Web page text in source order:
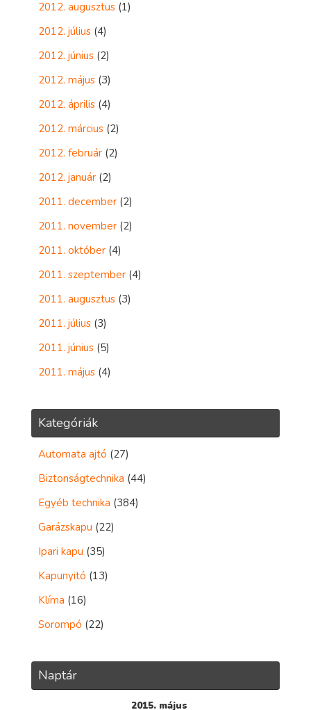
2012. augusztus (1)
2012. július (4)
2012. június (2)
2012. május (3)
2012. április (4)
2012. március (2)
2012. február (2)
2012. január (2)
2011. december (2)
2011. november (2)
2011. október (4)
2011. szeptember (4)
2011. augusztus (3)
2011. július (3)
2011. június (5)
2011. május (4)
Kategóriák
Automata ajtó (27)
Biztonságtechnika (44)
Egyéb technika (384)
Garázskapu (22)
Ipari kapu (35)
Kapunyitó (13)
Klíma (16)
Sorompó (22)
Naptár
2015. május